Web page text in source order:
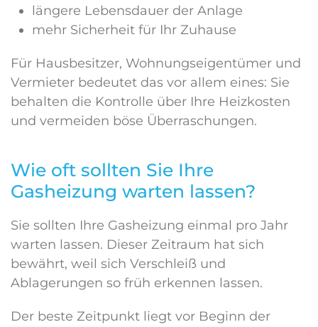
längere Lebensdauer der Anlage
mehr Sicherheit für Ihr Zuhause
Für Hausbesitzer, Wohnungseigentümer und
Vermieter bedeutet das vor allem eines: Sie
behalten die Kontrolle über Ihre Heizkosten
und vermeiden böse Überraschungen.
Wie oft sollten Sie Ihre
Gasheizung warten lassen?
Sie sollten Ihre Gasheizung einmal pro Jahr
warten lassen. Dieser Zeitraum hat sich
bewährt, weil sich Verschleiß und
Ablagerungen so früh erkennen lassen.
Der beste Zeitpunkt liegt vor Beginn der